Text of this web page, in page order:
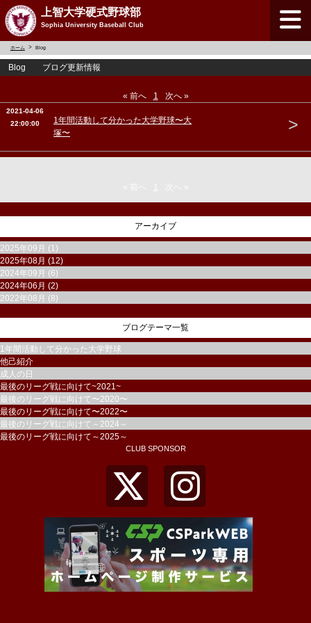
上智大学硬式野球部
Sophia University Baseball Club
ホーム Blog
Blog ブログ更新情報
« 前へ 1 次へ »
2021-04-06
22:00:00
1年間活動して分かった大学野球〜大
塚〜
>
1
アーカイブ
2025年09月 (1)
2025年08月 (12)
2024年09月 (6)
2024年06月 (2)
2022年08月 (8)
ブログテーマ一覧
1年間活動して分かった大学野球
他己紹介
成人の日
最後のリーグ戦に向けて~2021~
最後のリーグ戦に向けて〜2020〜
最後のリーグ戦に向けて〜2022〜
最後のリーグ戦に向けて～2024～
最後のリーグ戦に向けて～2025～
CLUB SPONSOR